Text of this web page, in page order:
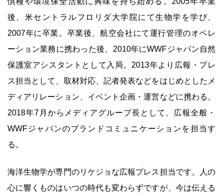
後、米セントラルフロリダ大学院にて生物学を学び、
2007年に卒業。卒業後、航空会社にて運行管理のオペレ
ーション業務に携わった後、2010年にWWFジャパン自然
保護室アシスタントとして入局。2013年より広報・プレ
ス担当として、取材対応、記者発表などをはじめとしたメ
ディアリレーション、イベント企画・運営などに携わる。
2018年7月からメディアグループ長として、広報全般・
WWFジャパンのブランドコミュニケーションを担当す
る。
海洋生物学が専門のリケジョな広報プレス担当です。人の
心に響くものはいつの時代も変わらずですが、今は伝える